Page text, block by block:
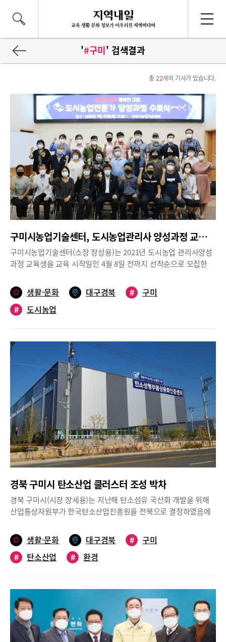
'#구미' 검색결과
총22개의 기사가 있습니다.
구미시농업기술센터, 도시농업관리사 양성과정 교육생 모집
구미시농업기술센터(소장 장상용)는 2021년 도시농업 관리사양성
과정 교육생을 교육 시작일인 4월 8일 전까지 선착순으로 모집한
센터 홈페이지 공지사항을 통하여 게시된 신청 서식을 작성해 우편
또는 이메일로 신청이 가능하다.도시농업관리사 자격증은 이론과
실습 각 각 40시간 이상의 교육을 이수하고, 국가기술자격증(농화
업관리사 자격증을 취득할 수 있다.도시농업 관리사를 취득하고 나
면 주말농장, 학교 텃밭, 사회복지시설의 텃밭관리 및 원예치료 주
말농장 강사로도 활동 할 수 있다. 이번 2021년 도시농업관리사과
정 역시 2020년도와 마찬가지로 도시농업의 이해, 관련 법, 기술, 기
반조성 등 농업에 관련된 전반적인 내용을 이론 60시간, 실습 60시
간 등 총 120시간 수업을 진행할 예정이다.
생활·문화 대구경북 #
구미
#
도시농업
경북 구미시 탄소산업 클러스터 조성 박차
경북 구미시(시장 장세용)는 지난해 탄소섬유 국산화 개발을 위해
산업통상자원부가 한국탄소산업진흥원을 전북으로 결정하였음에
고 밝혔다.현재, 세계적 화두인 탈(脫) 탄소 사회의 핵심이 역설적이
게도 탄소산업육성에 있으며, 2017년부터 국책사업으로 추진된 탄
소산업 클러스터 조성사업이 차질 없이 진행되고 있기 때문이다.최
십여 명과 함께 탄소소재 핵심부품 상용화와 탄소산업 연관 기업 지
원을 위한 체계적 기반도 마련했다.특히, 탄소섬유는 철을 대체할
‘미래산업의 쌀’로 주목받으며, 철을 사용하는 모든 제품에 대체 적
용할 수 있어 수소자동차 등 친환경 모빌리티의 핵심소재로 떠오름
에 따라, 탄소산업의 수요시장은 시간이 흐를수록 그 규모가 급속도
생활·문화 대구경북 #
구미
#
탄소산업 # 환경